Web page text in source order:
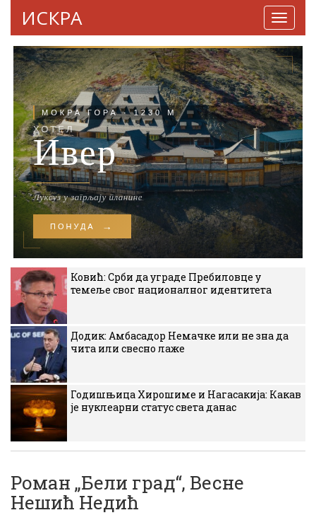
ИСКРА
Ковић: Срби да уграде Пребиловце у
темеље свог националног идентитета
Додик: Амбасадор Немачке или не зна да
чита или свесно лаже
Годишњица Хирошиме и Нагасакија: Какав
је нуклеарни статус света данас
Роман „Бели град“, Весне
Нешић Недић